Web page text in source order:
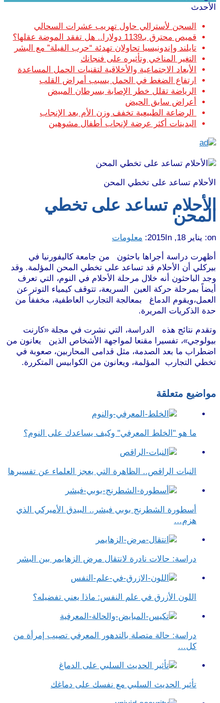
الأحدث
السجن لأسترالي حاول تهريب عشرات السحالي
قميص محترق بـ1139 دولارا.. هل تفقد الموضة عقلها؟
تايلند وإندونيسيا تحاولان تهدئة “حرب الفيلة” مع البشر
التغير المناخي وتأثيره على فنجانك
الأبعاد الاجتماعية والأخلاقية لتقنيات الحمل المساعدة
ارتفاع الضغط في الحمل يسبب أمراض القلب
الرياضة تقلل خطر الإصابة بسرطان المبيض
أعراض سابق الحيض
الرضاعة الطبيعية تخفف وزن الأم بعد الإنجاب
البدينات أكثر عرضة لإنجاب أطفال مشوهين
الأحلام تساعد على تخطي المحن
الأحلام تساعد على تخطي
المحن
on: يناير 18, 2015 In: معلومات
أظهرت دراسة أجراها باحثون من جامعة كاليفورنيا في
بيركلي أن الأحلام قد تساعد على تخطي المحن المؤلمة. وقد
وجد الباحثون أنه خلال مرحلة الأحلام في النوم، التي تعرف
أيضاً بمرحلة حركة العين السريعة، تتوقف كيمياء التوتر عن
العمل،ويقوم الدماغ بمعالجة التجارب العاطفية، مخففاً من
حدة الذكريات المريرة.
وتقدم نتائج هذه الدراسة، التي نشرت في مجلة «كارنت
بيولوجي»، تفسيرا مقنعا لمواجهة الأشخاص الذين يعانون من
اضطراب ما بعد الصدمة، مثل قدامى المحاربين، صعوبة في
تخطي التجارب المؤلمة، ويعانون من الكوابيس المتكررة.
مواضيع متعلقة
ما هو "الخلط المعرفي" وكيف يساعدك على النوم؟
النبات الراقص.. الظاهرة التي يعجز العلماء عن تفسيرها
أسطورة الشطرنج بوبي فيشر.. البيدق الأميركي الذي
هزم…
دراسة: حالات نادرة لانتقال مرض الزهايمر بين البشر
اللون الأزرق في علم النفس​: ماذا يعني تفضيله؟
دراسة: حالة متصلة بالتدهور المعرفي تصيب إمرأة من
كل…
تأثير الحديث السلبي مع نفسك على دماغك